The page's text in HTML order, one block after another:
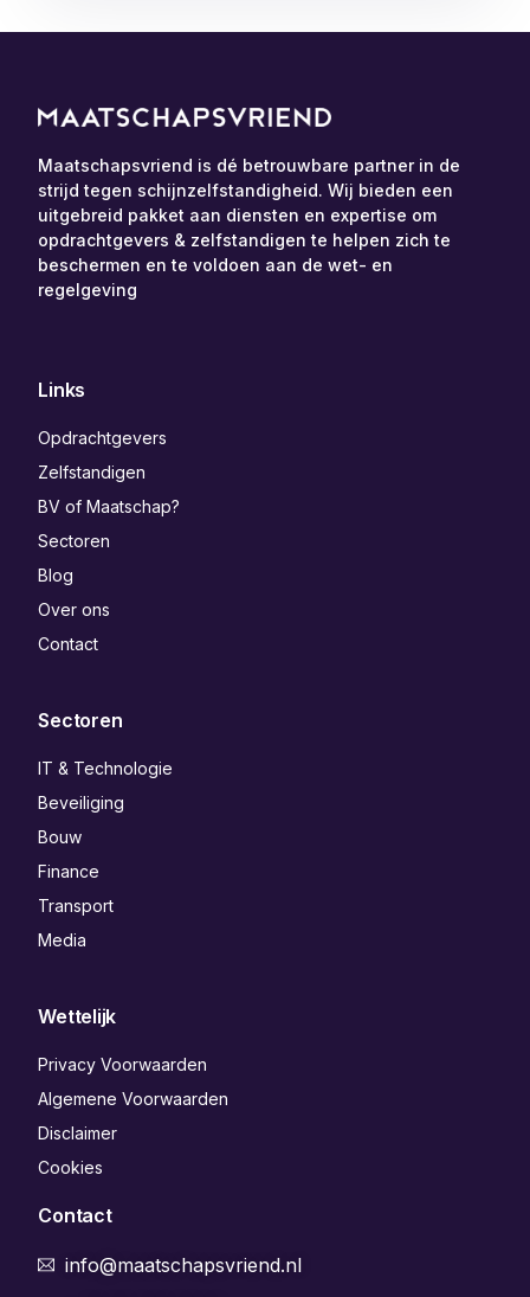
Maatschapsvriend is dé betrouwbare partner in de
strijd tegen schijnzelfstandigheid. Wij bieden een
uitgebreid pakket aan diensten en expertise om
opdrachtgevers & zelfstandigen te helpen zich te
beschermen en te voldoen aan de wet- en
regelgeving
Links
Opdrachtgevers
Zelfstandigen
BV of Maatschap?
Sectoren
Blog
Over ons
Contact
Sectoren
IT & Technologie
Beveiliging
Bouw
Finance
Transport
Media
Wettelijk
Privacy Voorwaarden
Algemene Voorwaarden
Disclaimer
Cookies
Contact
info@maatschapsvriend.nl